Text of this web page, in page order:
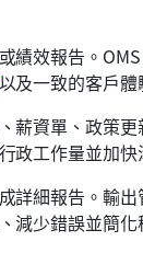
績效報告。
以及一致的客戶體
薪資單、政策
政工作量並加快
詳細報告。輸
減少錯誤並簡化